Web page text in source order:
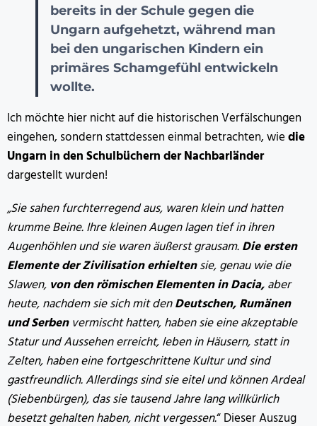
bereits in der Schule gegen die
Ungarn aufgehetzt, während man
bei den ungarischen Kindern ein
primäres Schamgefühl entwickeln
wollte.
Ich möchte hier nicht auf die historischen Verfälschungen
eingehen, sondern stattdessen einmal betrachten, wiedie
Ungarn in den Schulbüchern der Nachbarländer
dargestellt wurden!
„Sie sahen furchterregend aus, waren klein und hatten
krumme Beine. Ihre kleinen Augen lagen tief in ihren
Augenhöhlen und sie waren äußerst grausam.Die ersten
Elemente der Zivilisation erhieltensie, genau wie die
Slawen, von den römischen Elementen in Dacia,aber
heute, nachdem sie sich mit denDeutschen, Rumänen
und Serbenvermischt hatten, haben sie eine akzeptable
Statur und Aussehen erreicht, leben in Häusern, statt in
Zelten, haben eine fortgeschrittene Kultur und sind
gastfreundlich. Allerdings sind sie eitel und können Ardeal
(Siebenbürgen), das sie tausend Jahre lang willkürlich
besetzt gehalten haben, nicht vergessen.“ Dieser Auszug